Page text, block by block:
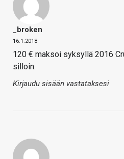
_broken
16.1.2018
120 € maksoi syksyllä 2016
silloin.
Kirjaudu sisään vastataksesi